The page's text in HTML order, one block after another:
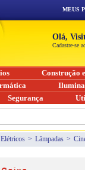
> Lâmpadas >
MEUS
Olá,
Cadastre-se
Construção
Segurança